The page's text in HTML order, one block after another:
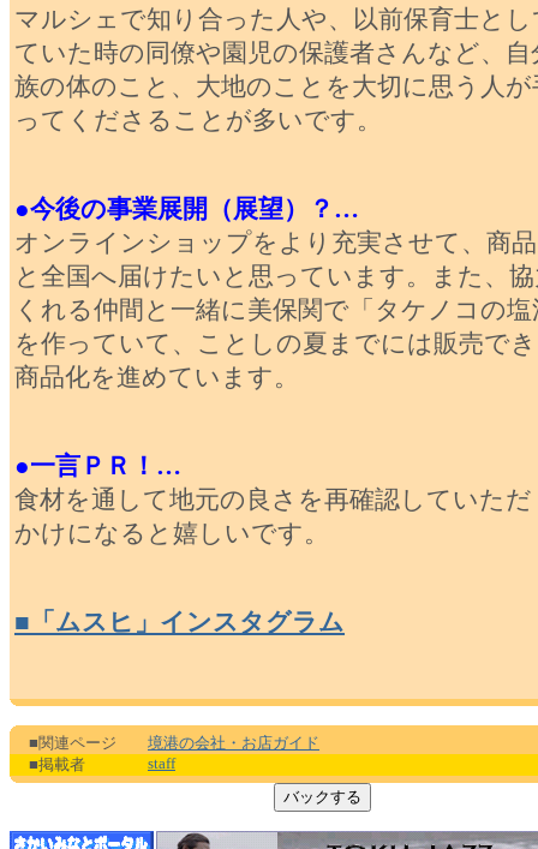
マルシェで知り合った人や、以前保育士と
ていた時の同僚や園児の保護者さんなど、自
族の体のこと、大地のことを大切に思う人が
ってくださることが多いです。
●今後の事業展開（展望）？…
オンラインショップをより充実させて、商
と全国へ届けたいと思っています。また、
くれる仲間と一緒に美保関で「タケノコの
を作っていて、ことしの夏までには販売で
商品化を進めています。
●一言ＰＲ！…
食材を通して地元の良さを再確認していた
かけになると嬉しいです。
■「ムスヒ」インスタグラム
■関連ページ
境港の会社・お店ガイド
■掲載者
staff